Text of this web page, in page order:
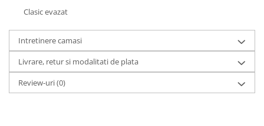
Clasic evazat
Intretinere camasi
Livrare, retur si modalitati de plata
Review-uri(0)